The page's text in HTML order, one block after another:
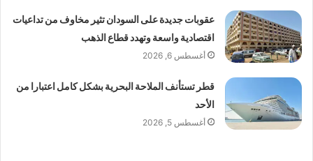
عقوبات جديدة على السودان تثير مخاوف من تداعيات
اقتصادية واسعة وتهدد قطاع الذهب
أغسطس 6, 2026
قطر تستأنف الملاحة البحرية بشكل كامل اعتبارا من
الأحد
أغسطس 5, 2026